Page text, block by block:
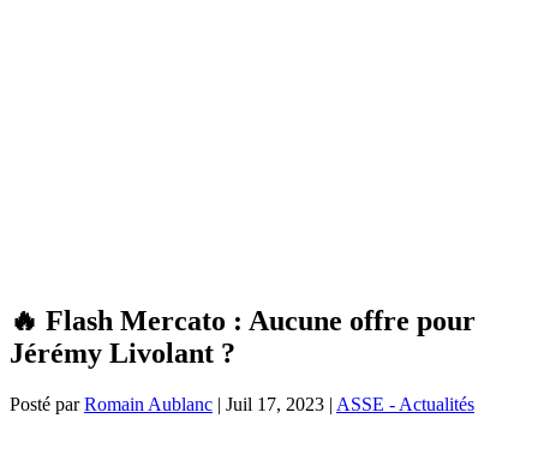
🔥 Flash Mercato : Aucune offre pour
Jérémy Livolant ?
Posté parRomain Aublanc | Juil 17, 2023 | ASSE - Actualités